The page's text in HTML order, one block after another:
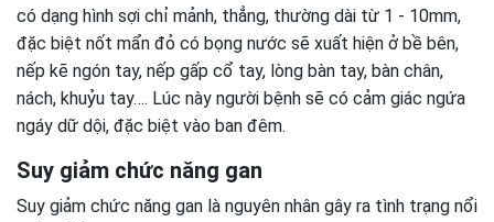
có dạng hình sợi chỉ mảnh, thẳng, thường dài từ 1 - 10mm,
đặc biệt nốt mẩn đỏ có bọng nước sẽ xuất hiện ở bề bên,
nếp kẽ ngón tay, nếp gấp cổ tay, lòng bàn tay, bàn chân,
nách, khuỷu tay…. Lúc này người bệnh sẽ có cảm giác ngứa
ngáy dữ dội, đặc biệt vào ban đêm.
Suy giảm chức năng gan
Suy giảm chức năng gan là nguyên nhân gây ra tình trạng nổi